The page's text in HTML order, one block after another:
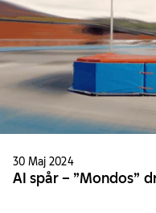
30 Maj 2024
AI spår – ”Mondos”